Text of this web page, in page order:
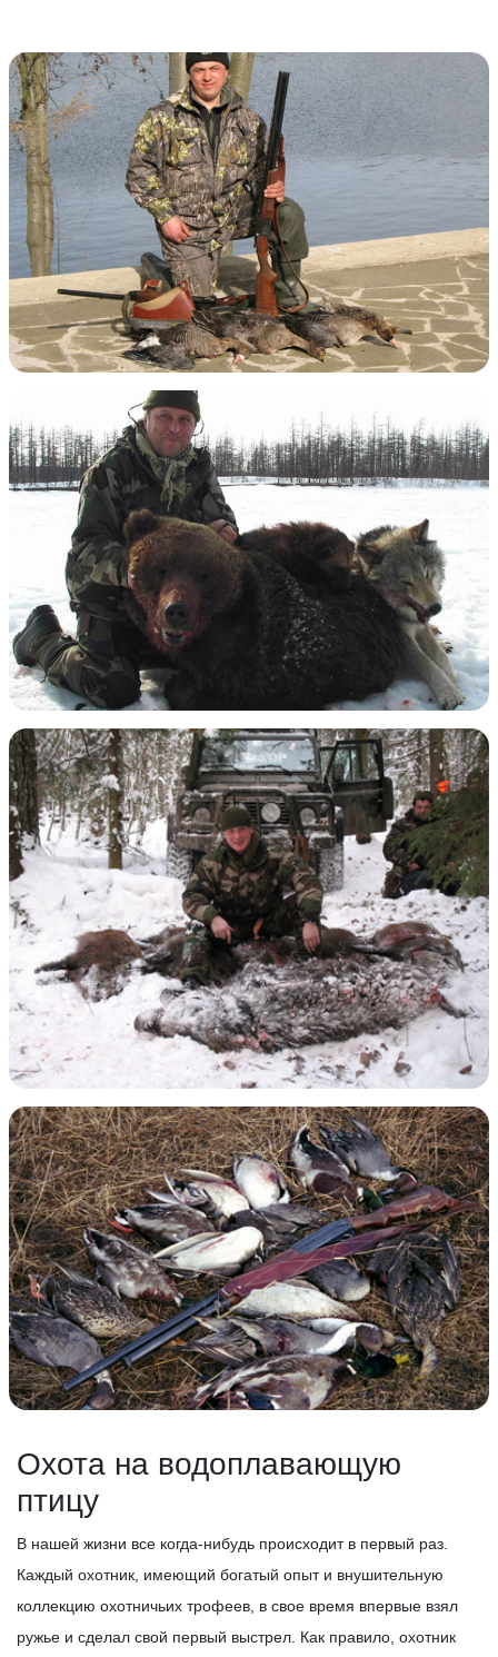
Охота на водоплавающую
птицу
В нашей жизни все когда-нибудь происходит в первый раз.
Каждый охотник, имеющий богатый опыт и внушительную
коллекцию охотничьих трофеев, в свое время впервые взял
ружье и сделал свой первый выстрел. Как правило, охотник